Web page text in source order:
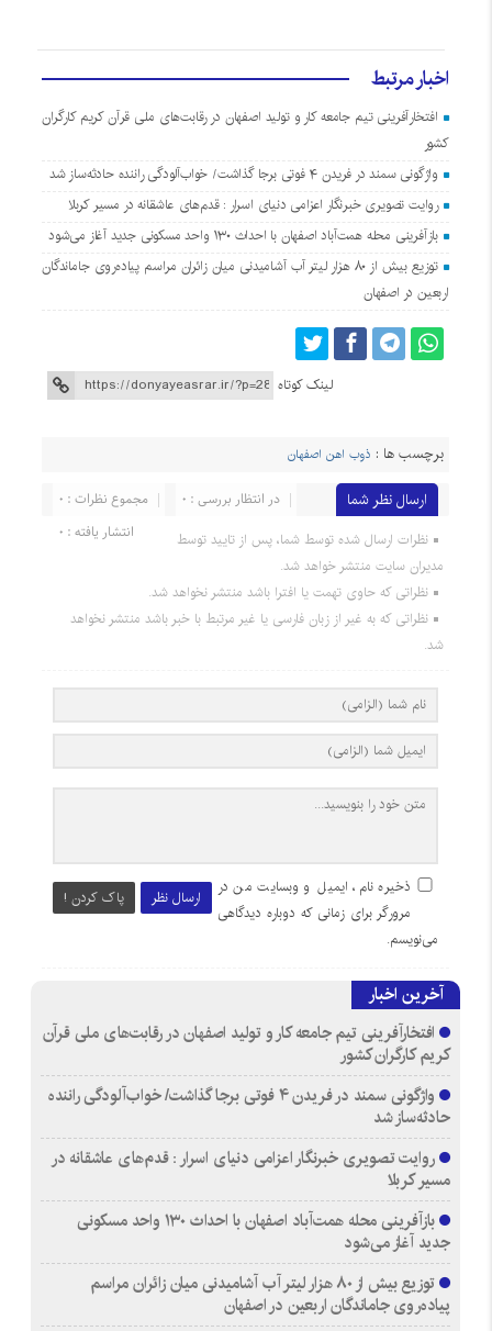
اخبار مرتبط
افتخارآفرینی تیم جامعه کار و تولید اصفهان در رقابت‌های ملی قرآن کریم کارگران
کشور
واژگونی سمند در فریدن ۴ فوتی برجا گذاشت/ خواب‌آلودگی راننده حادثه‌ساز شد
روایت تصویری خبرنگار اعزامی دنیای اسرار : قدم‌های عاشقانه در مسیر کربلا
بازآفرینی محله همت‌آباد اصفهان با احداث ۱۳۰ واحد مسکونی جدید آغاز می‌شود
توزیع بیش از ۸۰ هزار لیتر آب آشامیدنی میان زائران مراسم پیاده‌روی جاماندگان
اربعین در اصفهان
لینک کوتاه
برچسب ها : ذوب اهن اصفهان
ارسال نظر شما مجموع نظرات : 0
در انتظار بررسی : 0
انتشار یافته : 0
نظرات ارسال شده توسط شما، پس از تایید توسط
مدیران سایت منتشر خواهد شد.
نظراتی که حاوی تهمت یا افترا باشد منتشر نخواهد شد.
نظراتی که به غیر از زبان فارسی یا غیر مرتبط با خبر باشد منتشر نخواهد
شد.
ارسال نظر پاک کردن !
ذخیره نام، ایمیل و وبسایت من در
مرورگر برای زمانی که دوباره دیدگاهی
می‌نویسم.
آخرین اخبار
افتخارآفرینی تیم جامعه کار و تولید اصفهان در رقابت‌های ملی قرآن
کریم کارگران کشور
واژگونی سمند در فریدن ۴ فوتی برجا گذاشت/ خواب‌آلودگی راننده
حادثه‌ساز شد
روایت تصویری خبرنگار اعزامی دنیای اسرار : قدم‌های عاشقانه در
مسیر کربلا
بازآفرینی محله همت‌آباد اصفهان با احداث ۱۳۰ واحد مسکونی
جدید آغاز می‌شود
توزیع بیش از ۸۰ هزار لیتر آب آشامیدنی میان زائران مراسم
پیاده‌روی جاماندگان اربعین در اصفهان